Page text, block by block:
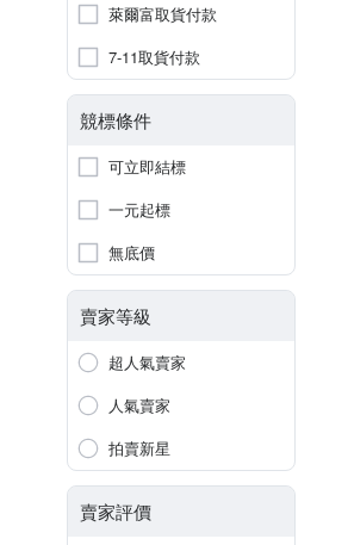
萊爾富取貨付款
7-11取貨付款
競標條件
可立即結標
一元起標
無底價
賣家等級
超人氣賣家
人氣賣家
拍賣新星
賣家評價